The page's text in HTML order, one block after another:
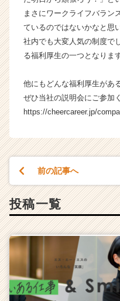
が
届
く
就
活
ト
チ
ア
ャ
h
e
C
e
まさにワークライフバラン
ているのではないかなと思
社内でも大変人気の制度で
る福利厚生の一つとなります
他にもどんな福利厚生があ
ぜひ当社の説明会にご参加
https://cheercareer.jp/
前の記事へ
投稿一覧